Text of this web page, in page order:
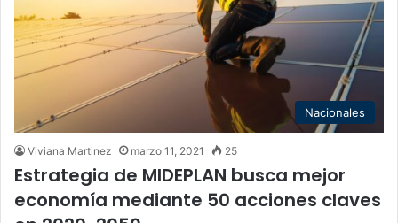
Nacionales
Viviana Martinez marzo 11, 2021 25
Estrategia de MIDEPLAN busca mejor
economía mediante 50 acciones claves